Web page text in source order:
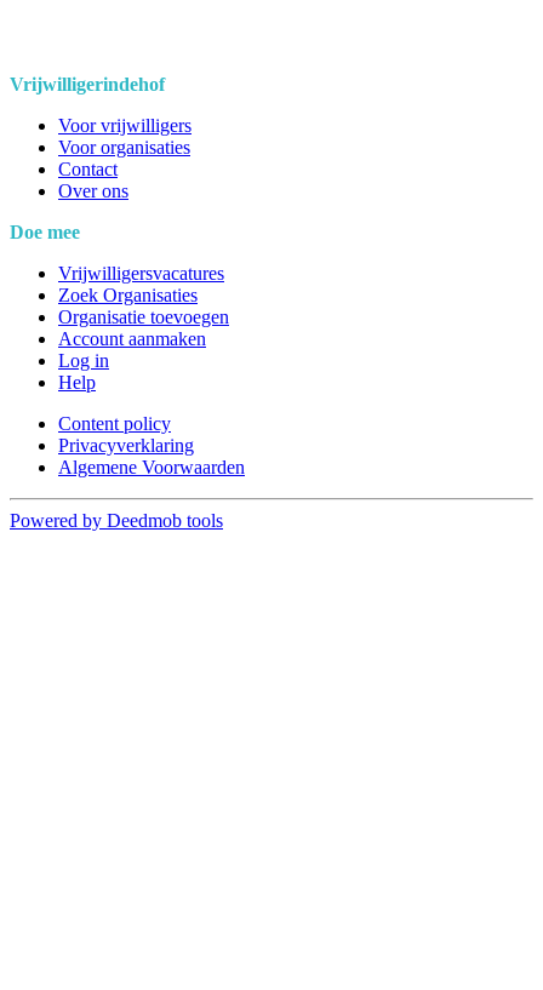
Vrijwilligerindehof
Voor vrijwilligers
Voor organisaties
Contact
Over ons
Doe mee
Vrijwilligersvacatures
Zoek Organisaties
Organisatie toevoegen
Account aanmaken
Log in
Help
Content policy
Privacyverklaring
Algemene Voorwaarden
Powered by Deedmob tools